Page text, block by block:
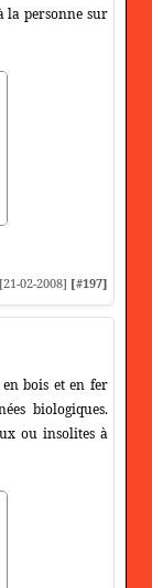
la personne sur
02-2008] [#197]
bois et en fer
biologiques.
ou insolites à